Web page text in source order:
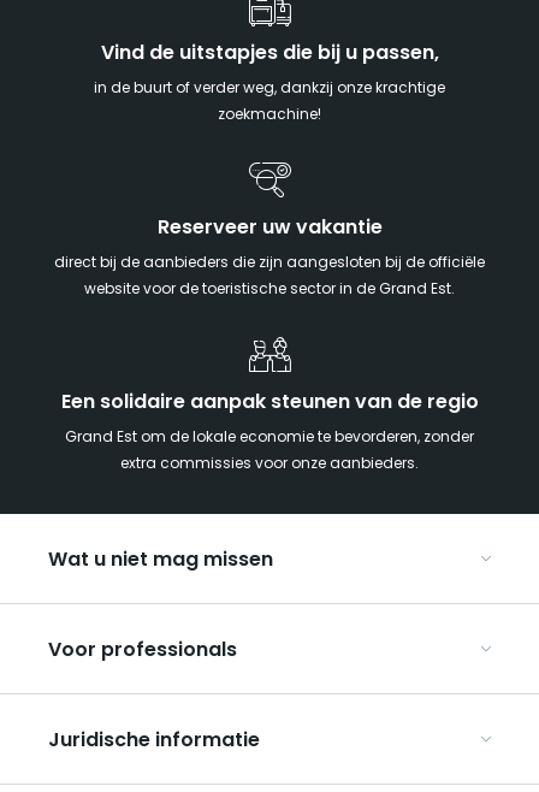
Vind de uitstapjes die bij u passen,
in de buurt of verder weg, dankzij onze krachtige
zoekmachine!
Reserveer uw vakantie
direct bij de aanbieders die zijn aangesloten bij de officiële
website voor de toeristische sector in de Grand Est.
Een solidaire aanpak steunen van de regio
Grand Est om de lokale economie te bevorderen, zonder
extra commissies voor onze aanbieders.
Wat u niet mag missen
Met z’n tweeën
Kerst in Oost-Frankrijk
De Route des Vins d’Alsace
Voor professionals
Organiseer uw groepsreizen
Over ART GE
Juridische informatie